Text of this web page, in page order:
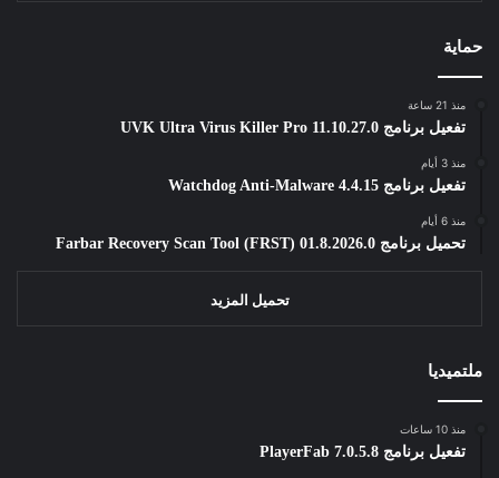
حماية
منذ 21 ساعة
تفعيل برنامج UVK Ultra Virus Killer Pro 11.10.27.0
منذ 3 أيام
تفعيل برنامج Watchdog Anti-Malware 4.4.15
منذ 6 أيام
تحميل برنامج Farbar Recovery Scan Tool (FRST) 01.8.2026.0
تحميل المزيد
ملتميديا
منذ 10 ساعات
تفعيل برنامج PlayerFab 7.0.5.8